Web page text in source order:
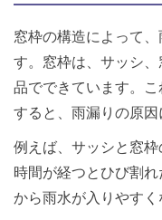
窓枠の構造によって
す。窓枠は、サッシ
品でできています。
すると、雨漏りの原因
例えば、サッシと窓枠
時間が経つとひび割
から雨水が入りやすく